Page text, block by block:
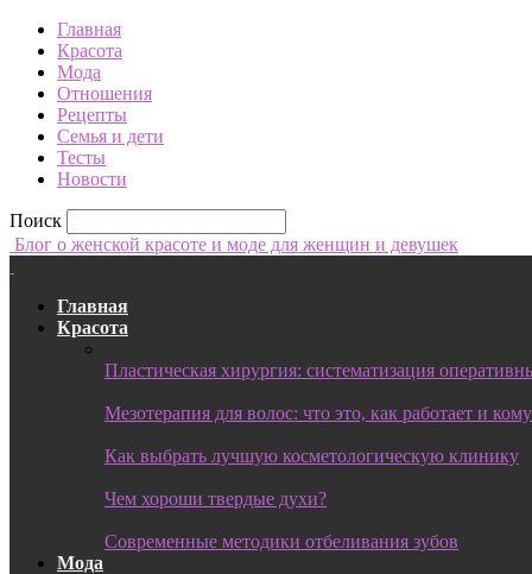
Главная
Красота
Мода
Отношения
Рецепты
Семья и дети
Тесты
Новости
Поиск
Блог о женской красоте и моде для женщин и девушек
Главная
Красота
Пластическая хирургия: систематизация
Мезотерапия для волос: что это, как работает и
Как выбрать лучшую косметологическую клинику
Чем хороши твердые духи?
Современные методики отбеливания зубов
Мода